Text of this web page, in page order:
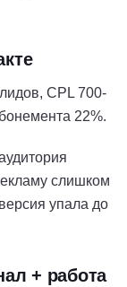
CPL 700-
22%.
слишком
упала до
+ работа